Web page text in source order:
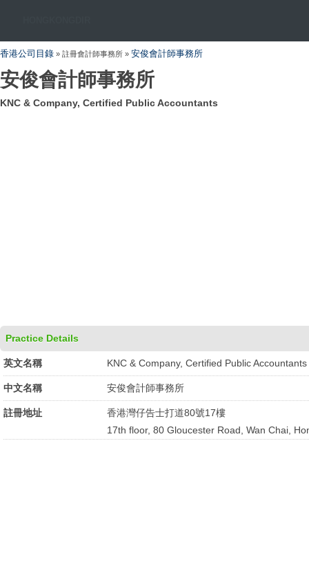
香港公司目錄 » 註冊會計師事務所 » 安俊會計師事務所
安俊會計師事務所
KNC & Company, Certified Public Accountants
Practice Details
英文名稱 KNC & Company, Certified Public Accountants
中文名稱 安俊會計師事務所
註冊地址
香港灣仔告士打道80號17樓
17th floor, 80 Gloucester Road, Wan Chai,